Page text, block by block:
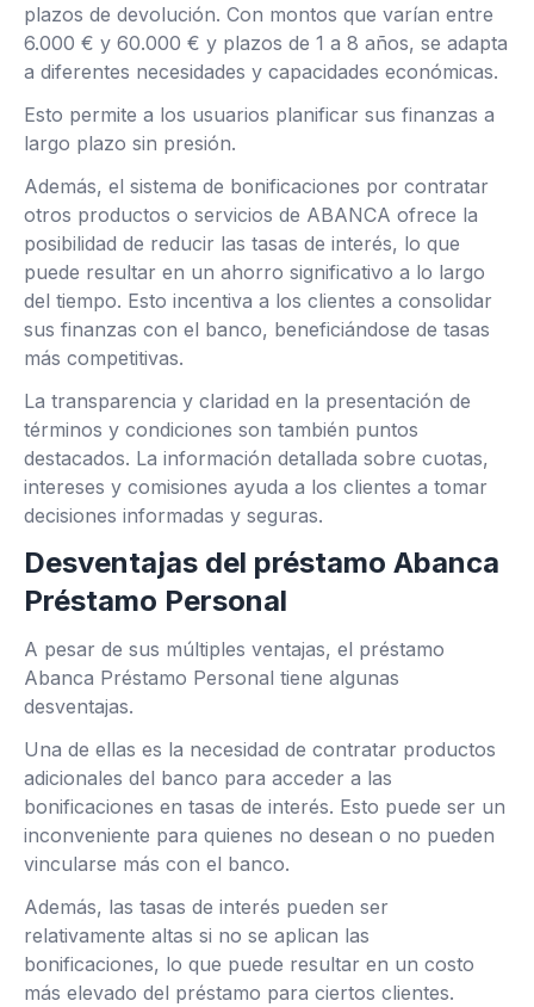
plazos de devolución. Con montos que varían entre
6.000 € y 60.000 € y plazos de 1 a 8 años, se adapta
a diferentes necesidades y capacidades económicas.
Esto permite a los usuarios planificar sus finanzas a
largo plazo sin presión.
Además, el sistema de bonificaciones por contratar
otros productos o servicios de ABANCA ofrece la
posibilidad de reducir las tasas de interés, lo que
puede resultar en un ahorro significativo a lo largo
del tiempo. Esto incentiva a los clientes a consolidar
sus finanzas con el banco, beneficiándose de tasas
más competitivas.
La transparencia y claridad en la presentación de
términos y condiciones son también puntos
destacados. La información detallada sobre cuotas,
intereses y comisiones ayuda a los clientes a tomar
decisiones informadas y seguras.
Desventajas del préstamo Abanca
Préstamo Personal
A pesar de sus múltiples ventajas, el préstamo
Abanca Préstamo Personal tiene algunas
desventajas.
Una de ellas es la necesidad de contratar productos
adicionales del banco para acceder a las
bonificaciones en tasas de interés. Esto puede ser un
inconveniente para quienes no desean o no pueden
vincularse más con el banco.
Además, las tasas de interés pueden ser
relativamente altas si no se aplican las
bonificaciones, lo que puede resultar en un costo
más elevado del préstamo para ciertos clientes.